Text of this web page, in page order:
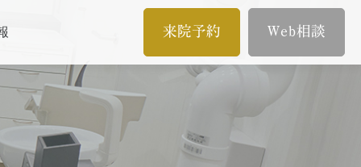
ン 歯内療法/マイクロエンド
歯内療法とは
来院予約 Web相談
オンライン相談